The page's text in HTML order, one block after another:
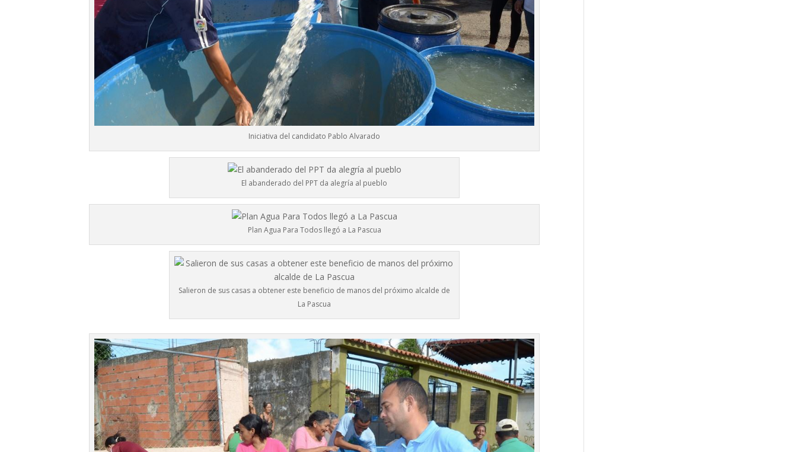
Iniciativa del candidato Pablo Alvarado
El abanderado del PPT da alegría al pueblo
Plan Agua Para Todos llegó a La Pascua
Salieron de sus casas a obtener este beneficio de manos del próximo alcalde de
La Pascua